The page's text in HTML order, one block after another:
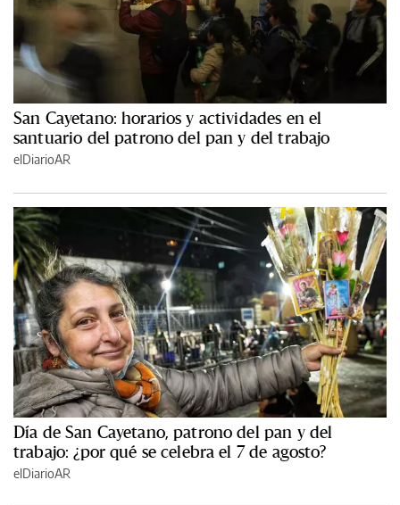
San Cayetano: horarios y actividades en el
santuario del patrono del pan y del trabajo
elDiarioAR
Día de San Cayetano, patrono del pan y del
trabajo: ¿por qué se celebra el 7 de agosto?
elDiarioAR